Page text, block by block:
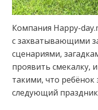
Компания Happy-
с захватывающими
сценариями,
проявить смекалку,
такими, что ребёнок
следующий